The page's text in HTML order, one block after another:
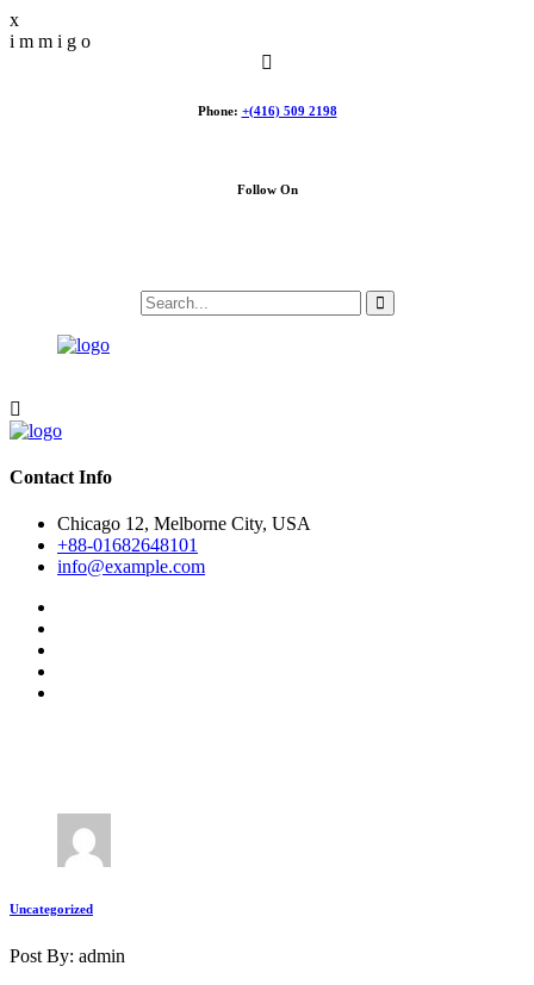
x
i m m i g o
Phone: +(416) 509 2198
Follow On
Contact Info
Chicago 12, Melborne City, USA
+88-01682648101
info@example.com
Uncategorized
Post By: admin